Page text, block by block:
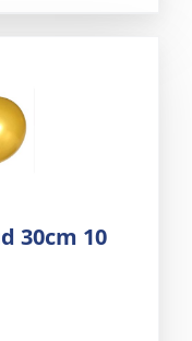
30cm 10